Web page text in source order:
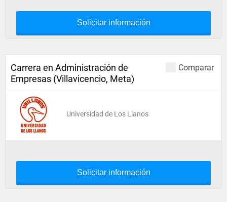
Solicitar información
Comparar
Carrera en Administración de
Empresas (Villavicencio, Meta)
Universidad de Los Llanos
Solicitar información